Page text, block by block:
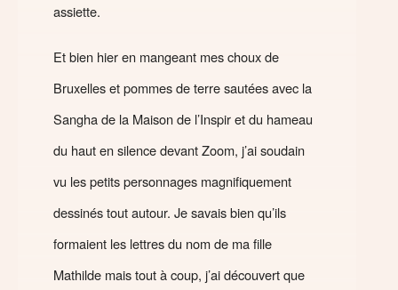
assiette.
Et bien hier en mangeant mes choux de
Bruxelles et pommes de terre sautées avec la
Sangha de la Maison de l’Inspir et du hameau
du haut en silence devant Zoom, j’ai soudain
vu les petits personnages magnifiquement
dessinés tout autour. Je savais bien qu’ils
formaient les lettres du nom de ma fille
Mathilde mais tout à coup, j’ai découvert que